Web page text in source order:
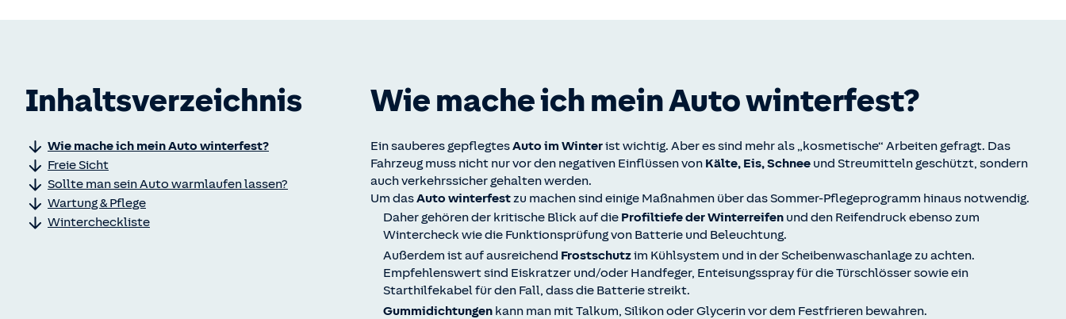
Inhaltsverzeichnis
Wie mache ich mein Auto winterfest?
Freie Sicht
Sollte man sein Auto warmlaufen lassen?
Wartung & Pflege
Wintercheckliste
Wie mache ich mein Auto winterfest?
Ein sauberes gepflegtesAuto im Winterist wichtig. Aber es sind mehr als „kosmetische“ Arbeiten gefragt. Das
Fahrzeug muss nicht nur vor den negativen Einflüssen von Kälte, Eis, Schneeund Streumitteln geschützt, sondern
auch verkehrssicher gehalten werden.
Um dasAuto winterfestzu machen sind einige Maßnahmen über das Sommer-Pflegeprogramm hinaus notwendig.
Daher gehören der kritische Blick auf die Profiltiefe der Winterreifenund den Reifendruck ebenso zum
Wintercheck wie die Funktionsprüfung von Batterie und Beleuchtung.
Außerdem ist auf ausreichend Frostschutzim Kühlsystem und in der Scheibenwaschanlage zu achten.
Empfehlenswert sind Eiskratzer und/oder Handfeger, Enteisungsspray für die Türschlösser sowie ein
Starthilfekabel für den Fall, dass die Batterie streikt.
Gummidichtungen kann man mit Talkum, Silikon oder Glycerin vor dem Festfrieren bewahren.